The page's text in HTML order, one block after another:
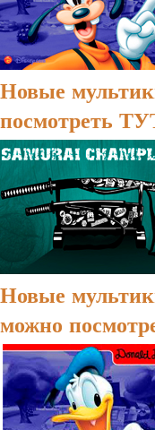
Новые
посмотреть
Новые
можно